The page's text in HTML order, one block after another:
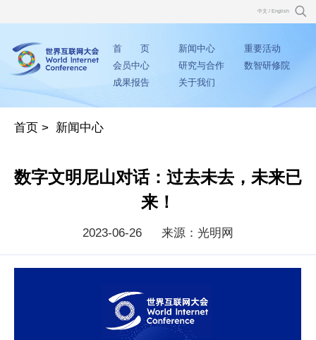
中文 / English
首 页 新闻中心
重要活动
会员中心
研究与合作
数智研修院
成果报告
关于我们
首页 > 新闻中心
数字文明尼山对话：过去未去，未来已
来！
2023-06-26 来源：光明网